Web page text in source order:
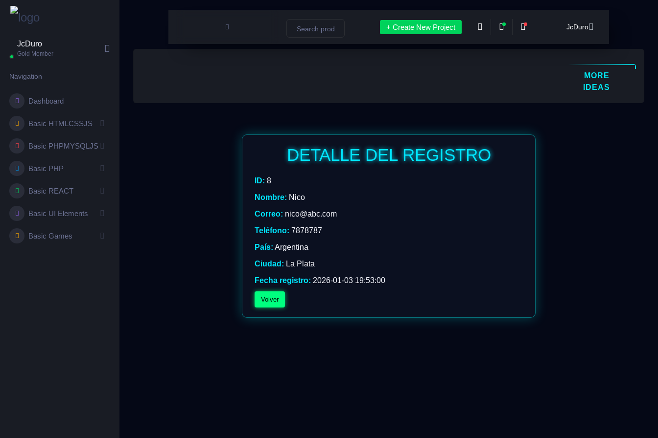
JcDuro
Gold Member
Navigation
Dashboard
Basic HTMLCSSJS
Basic PHPMYSQLJS
Basic PHP
Basic REACT
Basic UI Elements
Basic Games
+ Create New Project JcDuro
MORE
IDEAS
DETALLE DEL REGISTRO
ID: 8
Nombre: Nico
Correo: nico@abc.com
Teléfono: 7878787
País: Argentina
Ciudad: La Plata
Fecha registro: 2026-01-03 19:53:00
Volver